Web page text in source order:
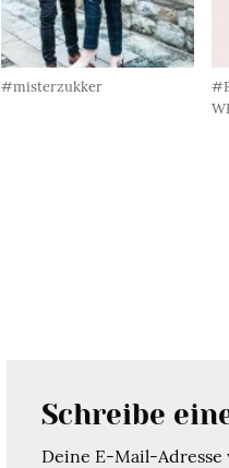
#misterzukker
Schreibe
Deine E-Mail-